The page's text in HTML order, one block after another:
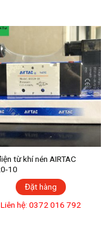
từ khí nén AIRTAC
10
Đặt hàng
Liên hệ: 0372 016 792